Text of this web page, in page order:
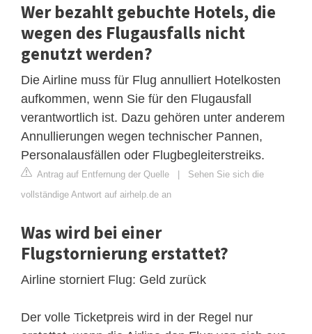
Wer bezahlt gebuchte Hotels, die
wegen des Flugausfalls nicht
genutzt werden?
Die Airline muss für Flug annulliert Hotelkosten
aufkommen, wenn Sie für den Flugausfall
verantwortlich ist. Dazu gehören unter anderem
Annullierungen wegen technischer Pannen,
Personalausfällen oder Flugbegleiterstreiks.
Antrag auf Entfernung der Quelle | Sehen Sie sich die
vollständige Antwort auf airhelp.de an
Was wird bei einer
Flugstornierung erstattet?
Airline storniert Flug: Geld zurück
Der volle Ticketpreis wird in der Regel nur